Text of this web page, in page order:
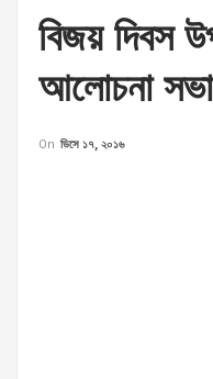
বিজয় দিবস
আলোচনা সভা
On ডিসে ১৭, ২০১৬